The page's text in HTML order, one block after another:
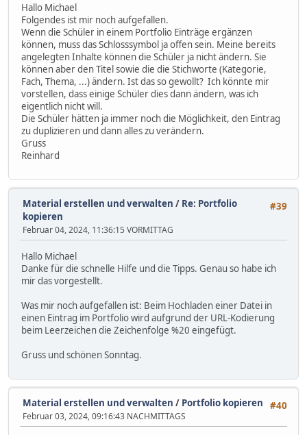
Hallo Michael
Folgendes ist mir noch aufgefallen.
Wenn die Schüler in einem Portfolio Einträge ergänzen
können, muss das Schlosssymbol ja offen sein. Meine bereits
angelegten Inhalte können die Schüler ja nicht ändern. Sie
können aber den Titel sowie die die Stichworte (Kategorie,
Fach, Thema, ...) ändern. Ist das so gewollt? Ich könnte mir
vorstellen, dass einige Schüler dies dann ändern, was ich
eigentlich nicht will.
Die Schüler hätten ja immer noch die Möglichkeit, den Eintrag
zu duplizieren und dann alles zu verändern.
Gruss
Reinhard
#39
Material erstellen und verwalten / Re: Portfolio
kopieren
Februar 04, 2024, 11:36:15 VORMITTAG
Hallo Michael
Danke für die schnelle Hilfe und die Tipps. Genau so habe ich
mir das vorgestellt.
Was mir noch aufgefallen ist: Beim Hochladen einer Datei in
einen Eintrag im Portfolio wird aufgrund der URL-Kodierung
beim Leerzeichen die Zeichenfolge %20 eingefügt.
Gruss und schönen Sonntag.
#40
Material erstellen und verwalten / Portfolio kopieren
Februar 03, 2024, 09:16:43 NACHMITTAGS